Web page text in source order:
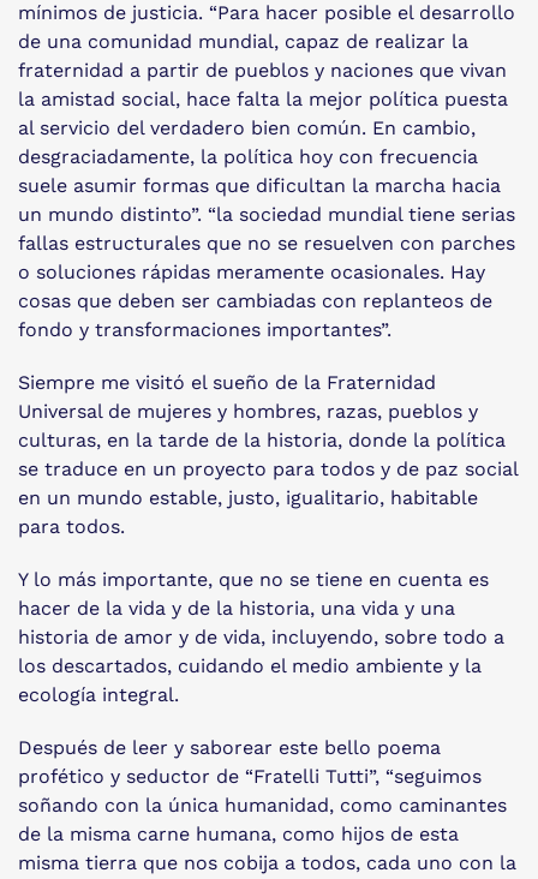
mínimos de justicia. “Para hacer posible el desarrollo
de una comunidad mundial, capaz de realizar la
fraternidad a partir de pueblos y naciones que vivan
la amistad social, hace falta la mejor política puesta
al servicio del verdadero bien común. En cambio,
desgraciadamente, la política hoy con frecuencia
suele asumir formas que dificultan la marcha hacia
un mundo distinto”. “la sociedad mundial tiene serias
fallas estructurales que no se resuelven con parches
o soluciones rápidas meramente ocasionales. Hay
cosas que deben ser cambiadas con replanteos de
fondo y transformaciones importantes”.
Siempre me visitó el sueño de la Fraternidad
Universal de mujeres y hombres, razas, pueblos y
culturas, en la tarde de la historia, donde la política
se traduce en un proyecto para todos y de paz social
en un mundo estable, justo, igualitario, habitable
para todos.
Y lo más importante, que no se tiene en cuenta es
hacer de la vida y de la historia, una vida y una
historia de amor y de vida, incluyendo, sobre todo a
los descartados, cuidando el medio ambiente y la
ecología integral.
Después de leer y saborear este bello poema
profético y seductor de “Fratelli Tutti”, “seguimos
soñando con la única humanidad, como caminantes
de la misma carne humana, como hijos de esta
misma tierra que nos cobija a todos, cada uno con la